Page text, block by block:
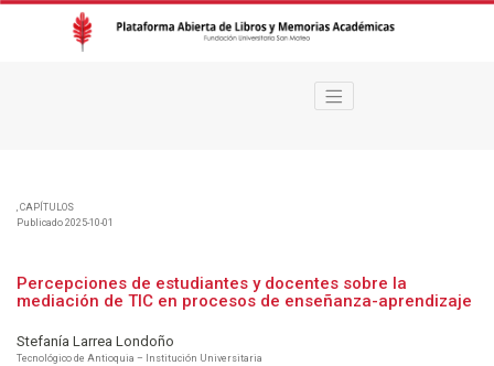
, CAPÍTULOS
Percepciones de estudiantes y docentes sobre la
mediación de TIC en procesos de enseñanza-aprendizaje
Publicado 2025-10-01
Stefanía Larrea Londoño
Tecnológico de Antioquia – Institución Universitaria